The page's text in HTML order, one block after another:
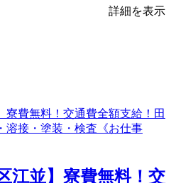
詳細を表示
江並】寮費無料！交